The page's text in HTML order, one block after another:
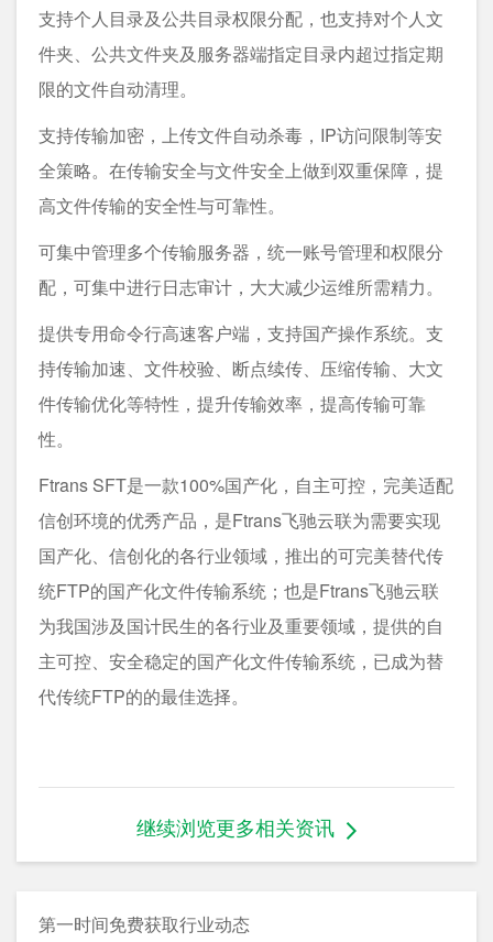
支持个人目录及公共目录权限分配，也支持对个人文
件夹、公共文件夹及服务器端指定目录内超过指定期
限的文件自动清理。
支持传输加密，上传文件自动杀毒，IP访问限制等安
全策略。在传输安全与文件安全上做到双重保障，提
高文件传输的安全性与可靠性。
可集中管理多个传输服务器，统一账号管理和权限分
配，可集中进行日志审计，大大减少运维所需精力。
提供专用命令行高速客户端，支持国产操作系统。支
持传输加速、文件校验、断点续传、压缩传输、大文
件传输优化等特性，提升传输效率，提高传输可靠
性。
Ftrans SFT是一款100%国产化，自主可控，完美适配
信创环境的优秀产品，是Ftrans飞驰云联为需要实现
国产化、信创化的各行业领域，推出的可完美替代传
统FTP的国产化文件传输系统；也是Ftrans飞驰云联
为我国涉及国计民生的各行业及重要领域，提供的自
主可控、安全稳定的国产化文件传输系统，已成为替
代传统FTP的的最佳选择。
继续浏览更多相关资讯
第一时间免费获取行业动态